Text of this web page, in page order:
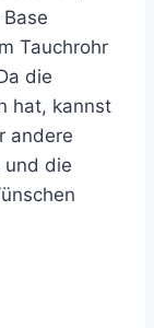
Tauchrohr
die
hat, kannst
andere
und die